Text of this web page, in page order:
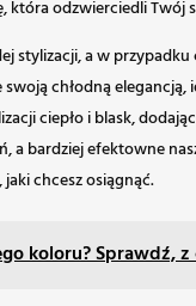
która odzwierciedli Twój
stylizacji, a w
chłodną
ciepło i blask,
a bardziej efektowne
chcesz osiągnąć.
koloru? Sprawdź, z